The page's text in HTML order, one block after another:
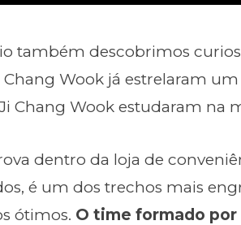
também descobrimos
Chang Wook já estrelaram
Chang Wook estudaram na
dentro da loja de
é um dos trechos mais
ótimos. O time formado por